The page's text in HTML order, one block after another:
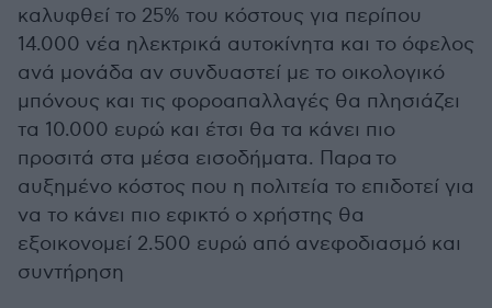
καλυφθεί το 25% του κόστους για περίπου
14.000 νέα ηλεκτρικά αυτοκίνητα και το όφελος
ανά μονάδα αν συνδυαστεί με το οικολογικό
μπόνους και τις φοροαπαλλαγές θα πλησιάζει
τα 10.000 ευρώ και έτσι θα τα κάνει πιο
προσιτά στα μέσα εισοδήματα. Παρα το
αυξημένο κόστος που η πολιτεία το επιδοτεί για
να το κάνει πιο εφικτό ο χρήστης θα
εξοικονομεί 2.500 ευρώ από ανεφοδιασμό και
συντήρηση